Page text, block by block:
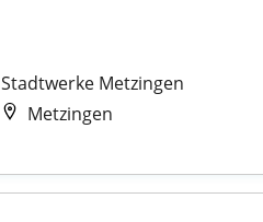
Stadtwerke Metzingen
Metzingen